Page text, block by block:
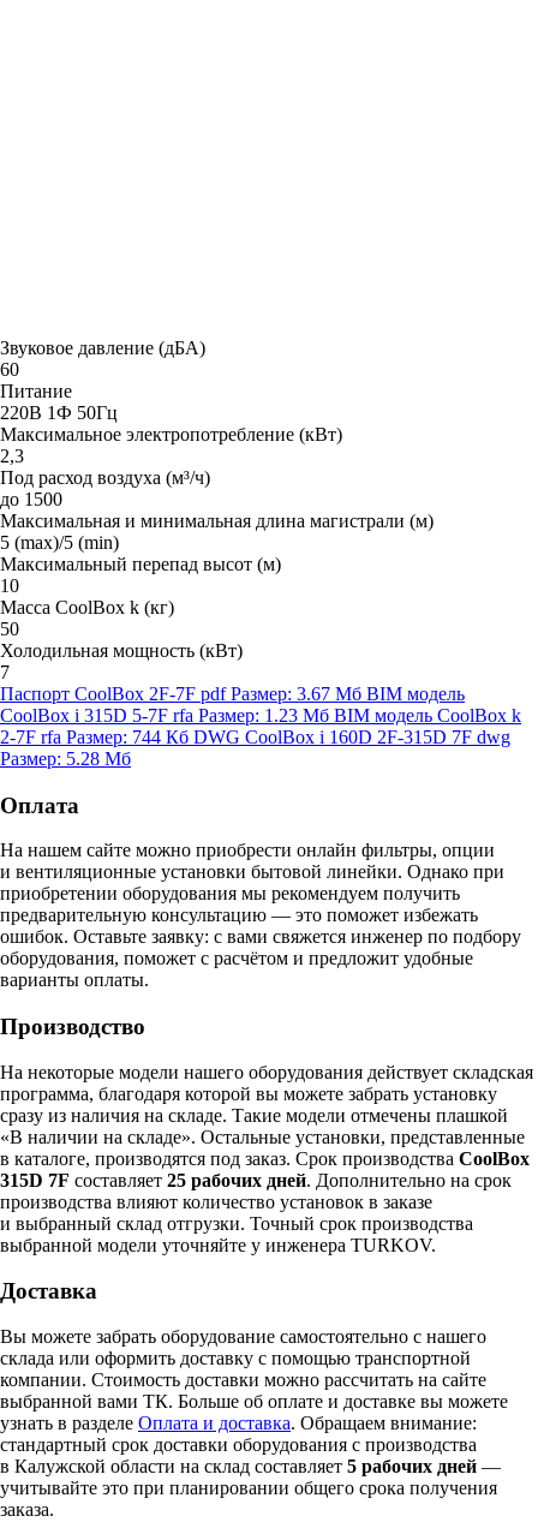
Звуковое давление (дБА)
60
Питание
220В 1Ф 50Гц
Максимальное электропотребление (кВт)
2,3
Под расход воздуха (м³/ч)
до 1500
Максимальная и минимальная длина магистрали (м)
5 (max)/5 (min)
Максимальный перепад высот (м)
10
Масса CoolBox k (кг)
50
Холодильная мощность (кВт)
7
Паспорт CoolBox 2F-7F pdf Размер: 3.67 Мб BIM модель
CoolBox i 315D 5-7F rfa Размер: 1.23 Мб BIM модель CoolBox k
2-7F rfa Размер: 744 Кб DWG CoolBox i 160D 2F-315D 7F dwg
Размер: 5.28 Мб
Оплата
На нашем сайте можно приобрести онлайн фильтры, опции
и вентиляционные установки бытовой линейки. Однако при
приобретении оборудования мы рекомендуем получить
предварительную консультацию — это поможет избежать
ошибок. Оставьте заявку: с вами свяжется инженер по подбору
оборудования, поможет с расчётом и предложит удобные
варианты оплаты.
Производство
На некоторые модели нашего оборудования действует складская
программа, благодаря которой вы можете забрать установку
сразу из наличия на складе. Такие модели отмечены плашкой
«В наличии на складе». Остальные установки, представленные
в каталоге, производятся под заказ. Срок производства CoolBox
315D 7F составляет 25 рабочих дней. Дополнительно на срок
производства влияют количество установок в заказе
и выбранный склад отгрузки. Точный срок производства
выбранной модели уточняйте у инженера TURKOV.
Доставка
Вы можете забрать оборудование самостоятельно с нашего
склада или оформить доставку с помощью транспортной
компании. Стоимость доставки можно рассчитать на сайте
выбранной вами ТК. Больше об оплате и доставке вы можете
узнать в разделе Оплата и доставка. Обращаем внимание:
стандартный срок доставки оборудования с производства
в Калужской области на склад составляет 5 рабочих дней —
учитывайте это при планировании общего срока получения
заказа.